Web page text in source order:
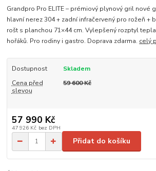
Grandpro Pro ELITE – prémiový plynový gril nové
hlavní nerez 304 + zadní infračervený pro rožeň +
rošt s planchou 71×44 cm. Vylepšený rozptyl
hořáků. Pro rodiny i gastro. Doprava zdarma. celý
Dostupnost
Skladem
Cena před
slevou
59 600 Kč
57 990 Kč
47 926 Kč bez DPH
Přidat do košíku